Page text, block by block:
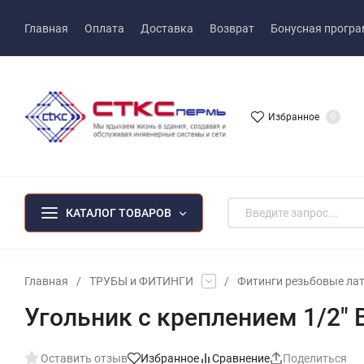
Главная Оплата Доставка Возврат Бонусная
Избранное 0
КАТАЛОГ ТОВАРОВ
Главная / ТРУБЫ и ФИТИНГИ / Фитинги резьбовые
Угольник с креплением 1/2"
Оставить отзыв Избранное Сравнение Поделиться